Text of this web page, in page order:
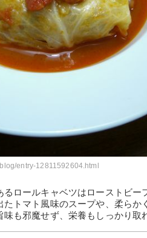
entry-12811592604.html
るロールキャベツはローストビ
たトマト風味のスープや、柔ら
も邪魔せず、栄養もしっかり取